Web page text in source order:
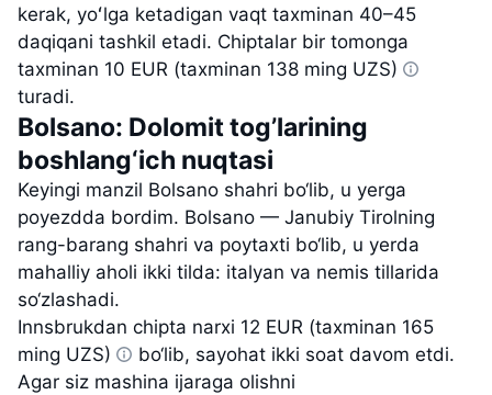
kerak, yoʻlga ketadigan vaqt taxminan 40–45
daqiqani tashkil etadi. Chiptalar bir tomonga
taxminan 10 EUR (taxminan 138 ming UZS)
turadi.
Bolsano: Dolomit tog’larining
boshlang‘ich nuqtasi
Keyingi manzil Bolsano shahri bo‘lib, u yerga
poyezdda bordim. Bolsano — Janubiy Tirolning
rang-barang shahri va poytaxti bo‘lib, u yerda
mahalliy aholi ikki tilda: italyan va nemis tillarida
so‘zlashadi.
Innsbrukdan chipta narxi 12 EUR (taxminan 165
ming UZS)
bo‘lib, sayohat ikki soat davom etdi.
Agar siz mashina ijaraga olishni